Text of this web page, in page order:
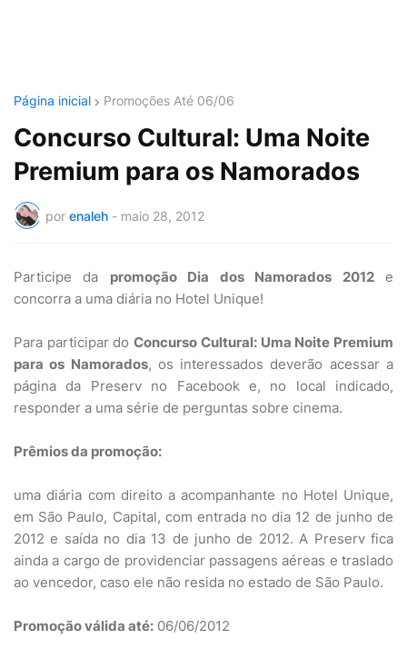
Página inicial Promoções Até 06/06
Concurso Cultural: Uma Noite
Premium para os Namorados
por enaleh - maio 28, 2012
Participe da promoção Dia dos Namorados 2012e
concorra a uma diária no Hotel Unique!
Para participar doConcurso Cultural: Uma Noite Premium
para os Namorados, os interessados deverão acessar a
página da Preserv no Facebook e, no local indicado,
responder a uma série de perguntas sobre cinema.
Prêmios da promoção:
uma diária com direito a acompanhante no Hotel Unique,
em São Paulo, Capital, com entrada no dia 12 de junho de
2012 e saída no dia 13 de junho de 2012. A Preserv fica
ainda a cargo de providenciar passagens aéreas e traslado
ao vencedor, caso ele não resida no estado de São Paulo.
Promoção válida até: 06/06/2012